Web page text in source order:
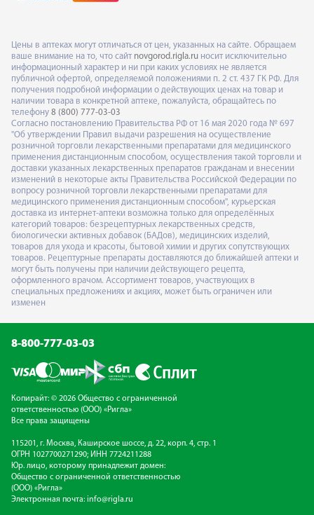
Цены в аптеках могут отличаться от цен, указанных на сайте. Обращаем
ваше внимание на то, что сайт novgorod.rigla.ru носит исключительно
информационный характер и ни при каких условиях не является
публичной офертой, определяемой положениями п. 2 ст. 437 ГК РФ. Для
получения подробной информации о действующих ценах на товар и
наличии товара в конкретной аптеке, пожалуйста, обращайтесь по
телефону 8 (800) 777-03-03
Согласно постановлению Правительства РФ от 16 мая 2020 года № 697
"Об утверждении Правил выдачи разрешения на осуществление
розничной торговли лекарственными препаратами для медицинского
применения дистанционным способом, осуществления такой торговли и
доставки указанных лекарственных препаратов гражданам и внесении
изменений в некоторые акты Правительства Российской Федерации по
вопросу розничной торговли лекарственными препаратами для
медицинского применения дистанционным способом", курьерская
доставка из интернет-аптеки возможна только для определённых
категорий товаров: безрецептурных лекарственных средств,
биологически активных добавок (БАДов), медицинских изделий,
товаров для ухода и красоты, бытовой химии и других сопутствующих
товаров. Рецептурные препараты доставляются до ближайшей аптеки и
могут быть получены при наличии действующего рецепта,
оформленного врачом. Ассортимент товаров, участвующих в
специальных предложениях и акциях, может быть ограничен или
изменен
8-800-777-03-03
Копирайт: © 2026 Общество с ограниченной
ответственностью (ООО) «Ригла»
Все права защищены
115201, г. Москва, Каширское шоссе, д. 22, корп. 4, стр. 1
ОГРН 1027700271290; ИНН 7724211288
Юр. лицо, которому принадлежит домен:
Общество с ограниченной ответственностью
(ООО) «Ригла»
Электронная почта: info@rigla.ru